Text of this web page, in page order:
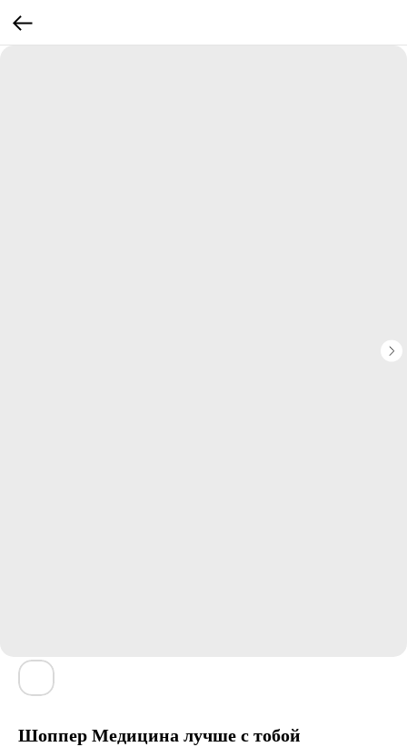
Шоппер Медицина лучше с тобой